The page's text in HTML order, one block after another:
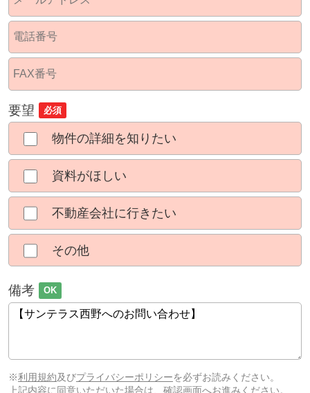
要望 必須
物件の詳細を知りたい
資料がほしい
不動産会社に行きたい
その他
備考 OK
※利用規約及びプライバシーポリシーを必ずお読みください。
上記内容に同意いただいた場合は、確認画面へお進みください。